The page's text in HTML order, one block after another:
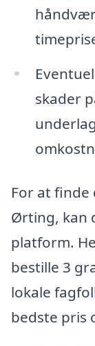
skader
For at
Ørting, kan
platform.
bestille 3
lokale
bedste pris